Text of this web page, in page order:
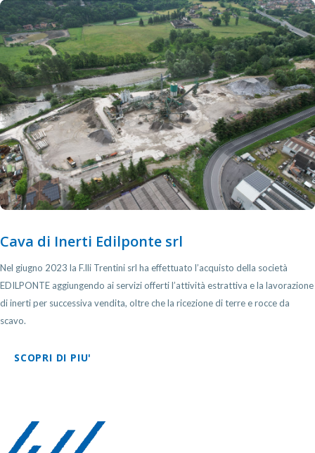
Cava di Inerti Edilponte srl
Nel giugno 2023 la F.lli Trentini srl ha effettuato l’acquisto della società
EDILPONTE aggiungendo ai servizi offerti l’attività estrattiva e la lavorazione
di inerti per successiva vendita, oltre che la ricezione di terre e rocce da
scavo.
SCOPRI DI PIU'